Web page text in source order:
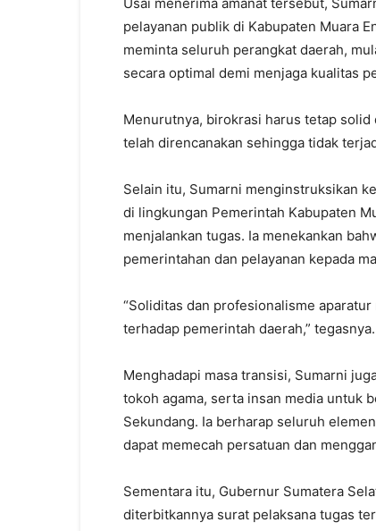
pelayanan publik di Kabupaten Muara
meminta seluruh perangkat daerah,
secara optimal demi menjaga kualitas
Menurutnya, birokrasi harus tetap
telah direncanakan sehingga tidak
Selain itu, Sumarni menginstruksikan
di lingkungan Pemerintah Kabupaten
menjalankan tugas. Ia menekankan
pemerintahan dan pelayanan kepada
“Soliditas dan profesionalisme
terhadap pemerintah daerah,” tegasnya.
Menghadapi masa transisi, Sumarni
tokoh agama, serta insan media untuk
Sekundang. Ia berharap seluruh
dapat memecah persatuan dan
Sementara itu, Gubernur Sumatera
diterbitkannya surat pelaksana tugas